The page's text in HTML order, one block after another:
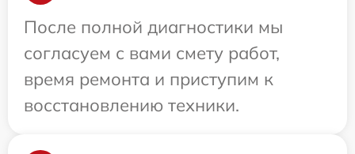
После полной диагностики мы
согласуем с вами смету работ,
время ремонта и приступим к
восстановлению техники.